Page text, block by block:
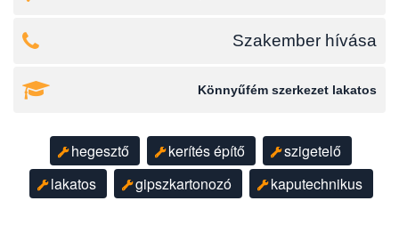
Szakember hívása
Könnyűfém szerkezet lakatos
hegesztő kerítés építő
szigetelő
lakatos
gipszkartonozó kaputechnikus